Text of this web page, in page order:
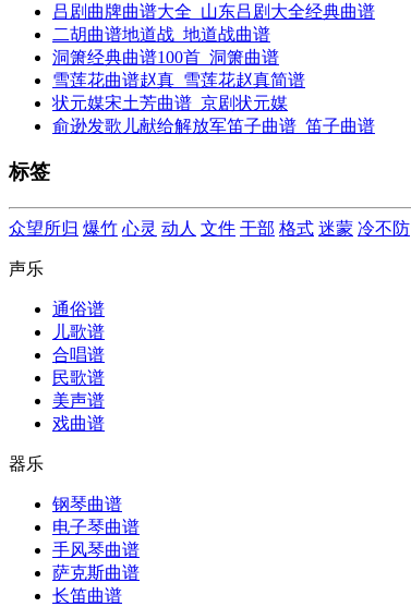
吕剧曲牌曲谱大全_山东吕剧大全经典曲谱
二胡曲谱地道战_地道战曲谱
洞箫经典曲谱100首_洞箫曲谱
雪莲花曲谱赵真_雪莲花赵真简谱
状元媒宋土芳曲谱_京剧状元媒
俞逊发歌儿献给解放军笛子曲谱_笛子曲谱
标签
众望所归 爆竹 心灵 动人 文件 干部 格式 迷蒙 冷不防
声乐
通俗谱
儿歌谱
合唱谱
民歌谱
美声谱
戏曲谱
器乐
钢琴曲谱
电子琴曲谱
手风琴曲谱
萨克斯曲谱
长笛曲谱